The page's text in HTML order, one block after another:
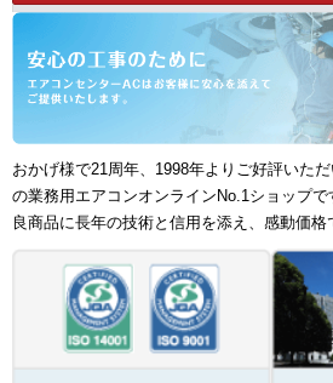
おかげ様で21周年、1998年よりご好評いた
の業務用エアコンオンラインNo.1ショップ
良商品に長年の技術と信用を添え、感動価格